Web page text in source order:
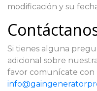
modificación y su
Si tienes alguna
adicional sobre
favor comunícate con